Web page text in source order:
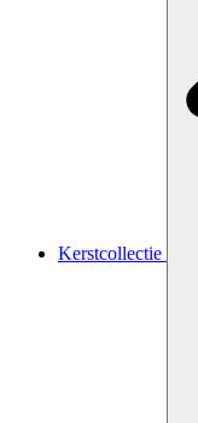
Kerstcollectie